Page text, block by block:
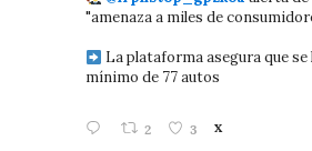
"amenaza a miles de
La plataforma asegura que
mínimo de 77 autos
2 3 X